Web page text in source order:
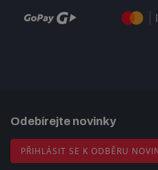
Odebírejte novinky
PŘIHLÁSIT SE K ODBĚRU